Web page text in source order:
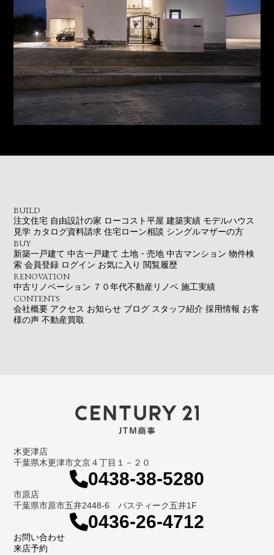
BUILD
注文住宅 自由設計の家 ローコスト平屋 建築実績 モデルハウス
見学 カタログ資料請求 住宅ローン相談 シングルマザーの方
BUY
新築一戸建て 中古一戸建て 土地・売地 中古マンション 物件検
索 会員登録 ログイン お気に入り 閲覧履歴
RENOVATION
中古リノベーション ７０年代不動産リノベ 施工実績
CONTENTS
会社概要 アクセス お知らせ ブログ スタッフ紹介 採用情報 お客
様の声 不動産買取
木更津店
千葉県木更津市文京４丁目１－２０
0438-38-5280
市原店
千葉県市原市五井2448-6 パスティーク五井1F
0436-26-4712
お問い合わせ
来店予約